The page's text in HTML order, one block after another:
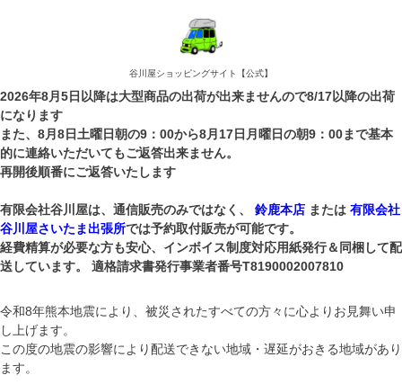
谷川屋ショッピングサイト【公式】
2026年8月5日以降は大型商品の出荷が出来ませんので8/17以降の出荷
になります
また、8月8日土曜日朝の9：00から8月17日月曜日の朝9：00まで基本
的に連絡いただいてもご返答出来ません。
再開後順番にご返答いたします
有限会社谷川屋は、通信販売のみではなく、 鈴鹿本店 または 有限会社
谷川屋さいたま出張所では予約取付販売が可能です。
経費精算が必要な方も安心、インボイス制度対応用紙発行＆同梱して配
送しています。 適格請求書発行事業者番号T8190002007810
令和8年熊本地震により、被災されたすべての方々に心よりお見舞い申
し上げます。
この度の地震の影響により配送できない地域・遅延がおきる地域があり
ます。